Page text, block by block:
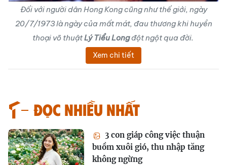
Đối với người dân Hong Kong cũng như thế giới, ngày
20/7/1973 là ngày của mất mát, đau thương khi huyền
thoại võ thuậtLý Tiểu Longđột ngột qua đời.
Xem chi tiết
Đọc nhiều nhất
3 con giáp công việc thuận
buồm xuôi gió, thu nhập tăng
không ngừng